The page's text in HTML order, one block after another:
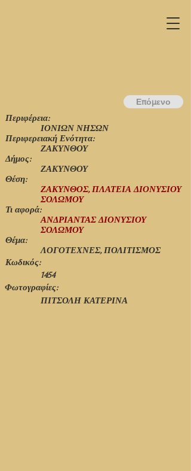
Περιφέρεια:
ΖΑΚΥΝΘΟΥ
ΙΟΝΙΩΝ ΝΗΣΩΝ
Περιφερειακή Ενότητα:
ΖΑΚΥΝΘΟΥ
Δήμος:
Θέση:
ΖΑΚΥΝΘΟΣ, ΠΛΑΤΕΙΑ ΔΙΟΝΥΣΙΟΥ
ΣΟΛΩΜΟΥ
Τι αφορά:
ΑΝΔΡΙΑΝΤΑΣ ΔΙΟΝΥΣΙΟΥ
ΣΟΛΩΜΟΥ
Θέμα:
ΛΟΓΟΤΕΧΝΕΣ, ΠΟΛΙΤΙΣΜΟΣ
Φωτογραφίες:
ΠΙΤΣΟΛΗ ΚΑΤΕΡΙΝΑ
Κωδικός:
1454
Επόμενο